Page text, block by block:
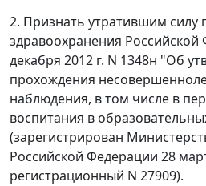
2. Признать утратившим силу
здравоохранения Российской
декабря 2012 г. N 1348н "Об
прохождения
наблюдения, в том числе в
воспитания в
(зарегистрирован
Российской Федерации 28
регистрационный N 27909).